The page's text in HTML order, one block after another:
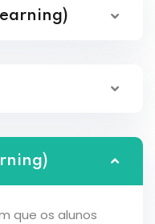
que os alunos